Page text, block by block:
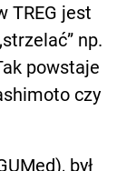
TREG jest
np.
powstaje
czy
był